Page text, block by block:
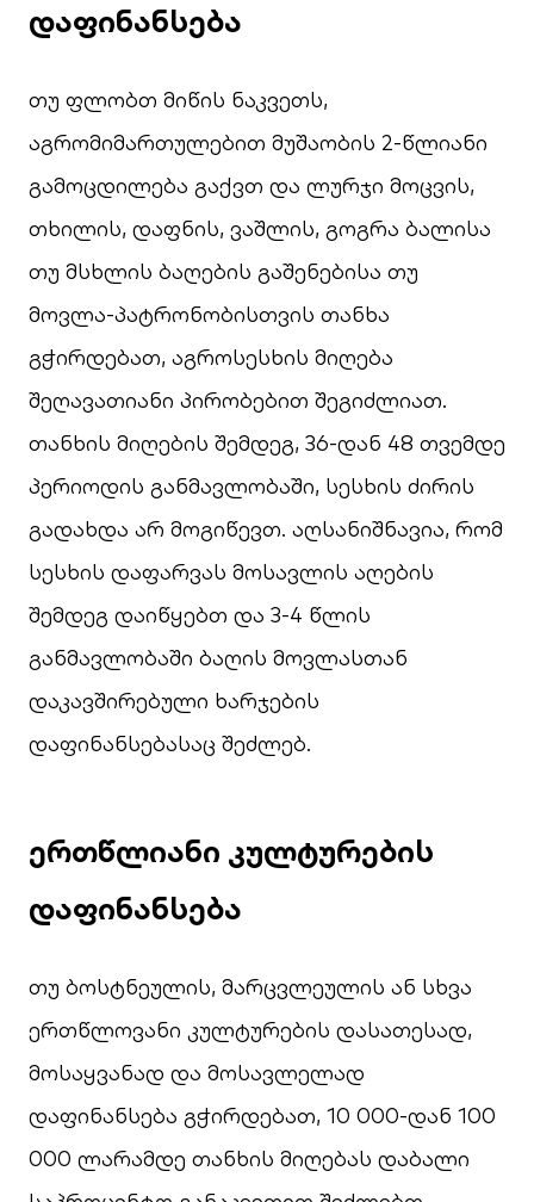
დაფინანსება
თუ ფლობთ მიწის ნაკვეთს,
აგრომიმართულებით მუშაობის 2-წლიანი
გამოცდილება გაქვთ და ლურჯი მოცვის,
თხილის, დაფნის, ვაშლის, გოგრა ბალისა
თუ მსხლის ბაღების გაშენებისა თუ
მოვლა-პატრონობისთვის თანხა
გჭირდებათ, აგროსესხის მიღება
შეღავათიანი პირობებით შეგიძლიათ.
თანხის მიღების შემდეგ, 36-დან 48 თვემდე
პერიოდის განმავლობაში, სესხის ძირის
გადახდა არ მოგიწევთ. აღსანიშნავია, რომ
სესხის დაფარვას მოსავლის აღების
შემდეგ დაიწყებთ და 3-4 წლის
განმავლობაში ბაღის მოვლასთან
დაკავშირებული ხარჯების
დაფინანსებასაც შეძლებ.
ერთწლიანი კულტურების
დაფინანსება
თუ ბოსტნეულის, მარცვლეულის ან სხვა
ერთწლოვანი კულტურების დასათესად,
მოსაყვანად და მოსავლელად
დაფინანსება გჭირდებათ, 10 000-დან 100
000 ლარამდე თანხის მიღებას დაბალი